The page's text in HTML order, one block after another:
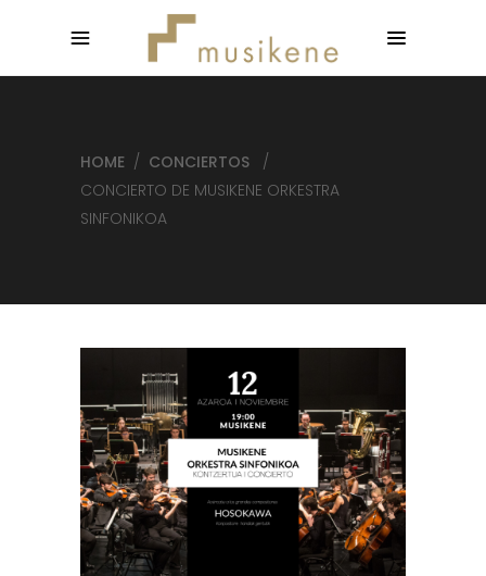
HOME / CONCIERTOS
/
CONCIERTO DE MUSIKENE ORKESTRA
SINFONIKOA